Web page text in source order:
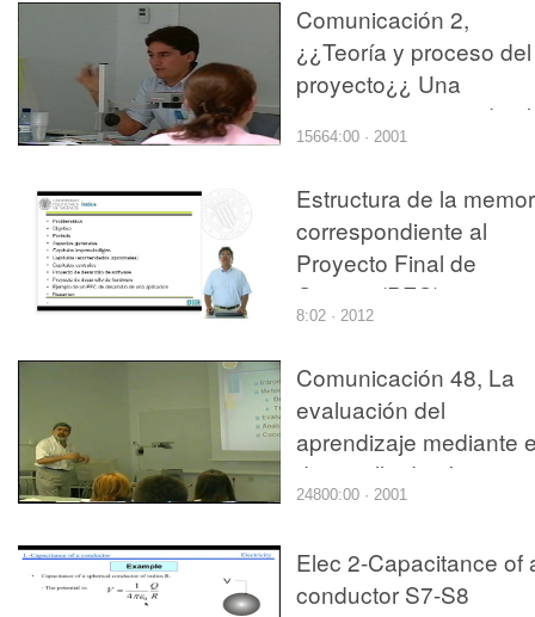
Comunicación 2,
¿¿Teoría y proceso del
proyecto¿¿ Una
asignatura orientada al
proceso de
15664:00 · 2001
Estructura de la
correspondiente al
Proyecto Final de
Carrera (PFC)
8:02 · 2012
Comunicación 48, La
evaluación del
aprendizaje mediante
desarrollo de objetivos
(JIE)
24800:00 · 2001
Elec 2-Capacitance of
conductor S7-S8